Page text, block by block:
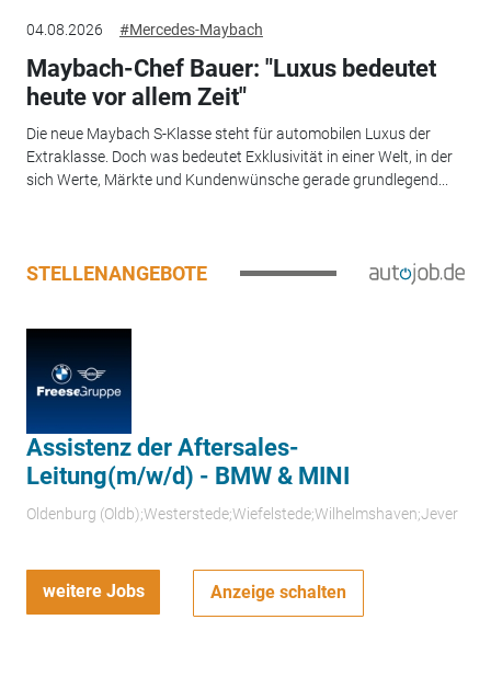
04.08.2026 #Mercedes-Maybach
Maybach-Chef Bauer: "Luxus bedeutet
heute vor allem Zeit"
Die neue Maybach S-Klasse steht für automobilen Luxus der
Extraklasse. Doch was bedeutet Exklusivität in einer Welt, in der
sich Werte, Märkte und Kundenwünsche gerade grundlegend...
STELLENANGEBOTE
Assistenz der Aftersales-
Leitung(m/w/d) - BMW & MINI
Oldenburg (Oldb);Westerstede;Wiefelstede;Wilhelmshaven;Jever
weitere Jobs Anzeige schalten